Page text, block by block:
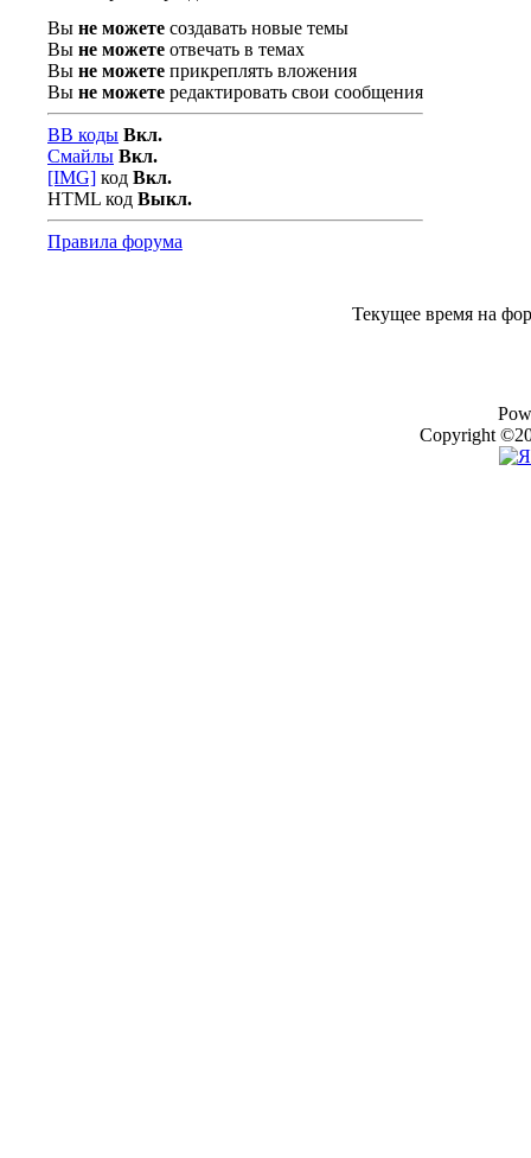
Вы не можете создавать новые темы
Вы не можете отвечать в темах
Вы не можете прикреплять вложения
Вы не можете редактировать свои сообщения
BB коды Вкл.
Смайлы Вкл.
[IMG] код Вкл.
HTML код Выкл.
Правила форума
Текущее время на
Copyright